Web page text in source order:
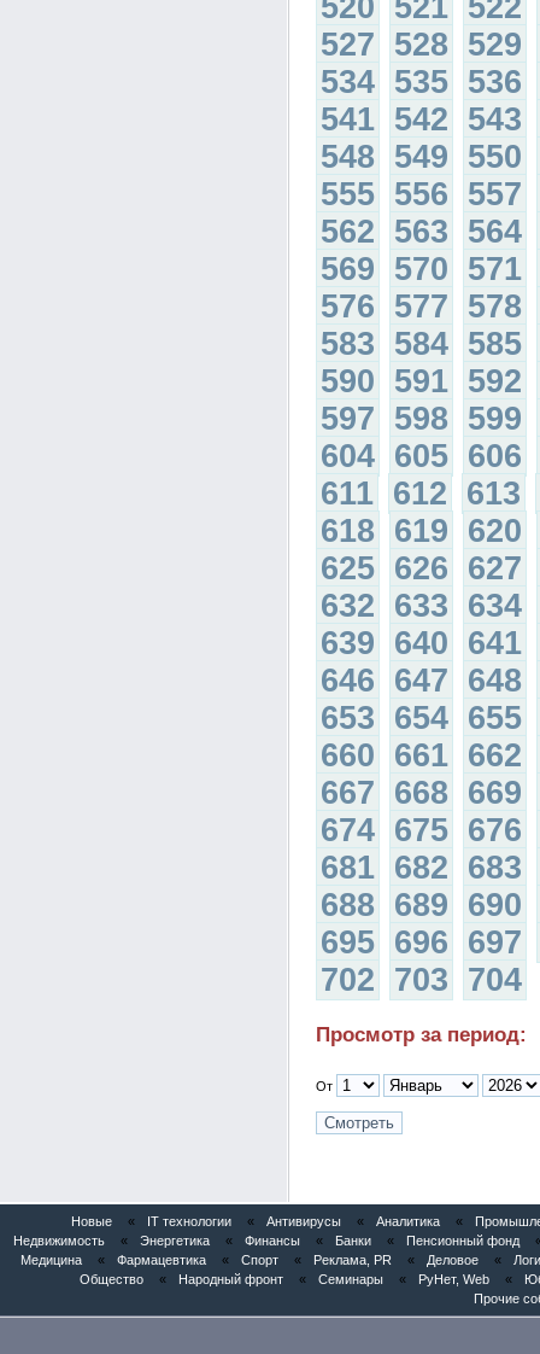
520 521 522
527 528 529
534 535 536
541 542 543
548 549 550
555 556 557
562 563 564
569 570 571
576 577 578
583 584 585
590 591 592
597 598 599
604 605 606
611 612 613
618 619 620
625 626 627
632 633 634
639 640 641
646 647 648
653 654 655
660 661 662
667 668 669
674 675 676
681 682 683
688 689 690
695 696 697
702 703 704
Просмотр за период:
От
Новые « IT технологии « Антивирусы « Аналитика «
Недвижимость
« Энергетика « Финансы « Банки « Пенсионный фонд
Медицина
« Фармацевтика « Спорт « Реклама, PR « Деловое «
Общество
« Народный фронт « Семинары « РуНет, Web «
Прочие